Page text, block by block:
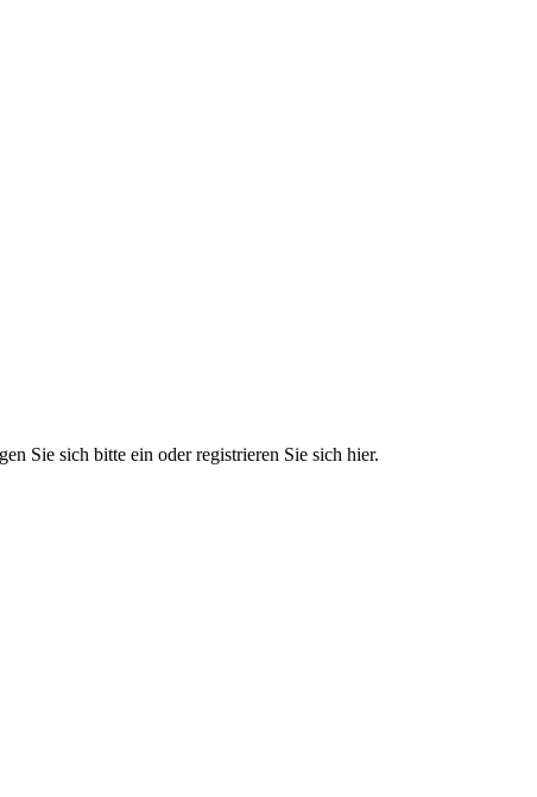
Sie sich bitte ein oder registrieren Sie sich hier.